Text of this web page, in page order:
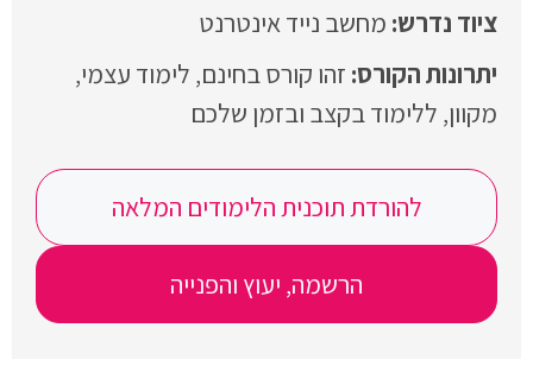
מחשב נייד אינטרנט
זהו קורס בחינם, לימוד עצמי,
מקוון, ללימוד בקצב ובזמן שלכם
להורדת תוכנית הלימודים המלאה
הרשמה, יעוץ והפנייה